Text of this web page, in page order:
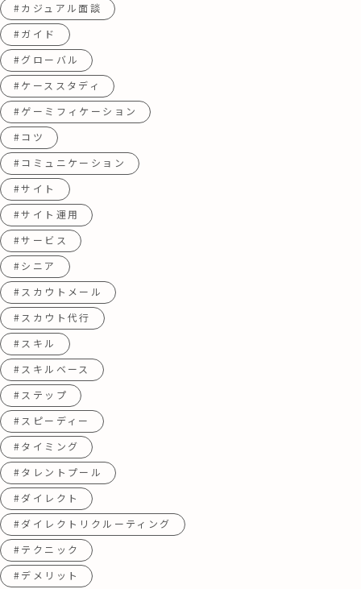
#カジュアル面談
#ガイド
#グローバル
#ケーススタディ
#ゲーミフィケーション
#コツ
#コミュニケーション
#サイト
#サイト運用
#サービス
#シニア
#スカウトメール
#スカウト代行
#スキル
#スキルベース
#ステップ
#スピーディー
#タイミング
#タレントプール
#ダイレクト
#ダイレクトリクルーティング
#テクニック
#デメリット